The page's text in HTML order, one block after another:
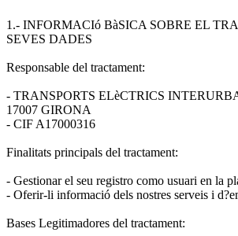
1.- INFORMACIó BàSICA SOBRE EL
SEVES DADES
Responsable del tractament:
- TRANSPORTS ELèCTRICS
17007 GIRONA
- CIF A17000316
Finalitats principals del tractament:
- Gestionar el seu registro como usuari en la
- Oferir-li informació dels nostres serveis i
Bases Legitimadores del tractament: